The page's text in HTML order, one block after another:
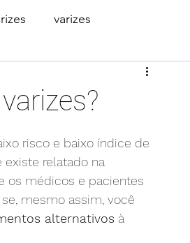
varizes
obstrução arterial
risco e baixo índice de
relatado na
os médicos e pacientes
mesmo assim, você
alternativos à